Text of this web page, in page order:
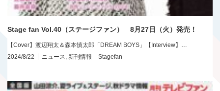
Stage fan Vol.40（ステージファン） 8月27日（火）発売！
【Cover】渡辺翔太＆森本慎太郎「DREAM BOYS」【Interview】…
2024/8/22
ニュース 新刊情報 – Stagefan